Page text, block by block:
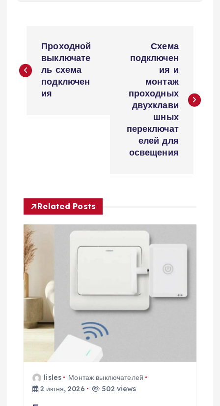
а
в
и
я
п
о
з
а
Проходной
выключате
ль схема
подключен
ия
Схема
подключен
ия и
монтаж
проходных
двухклави
шных
переключат
елей для
освещения
Related Posts
lisles
Монтаж выключателей
2 июня, 2026
502 views